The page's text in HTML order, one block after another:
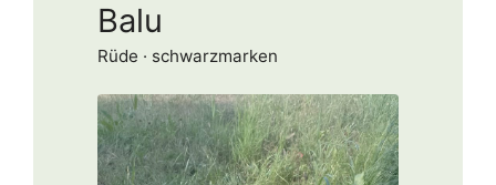
Balu
Rüde · schwarzmarken